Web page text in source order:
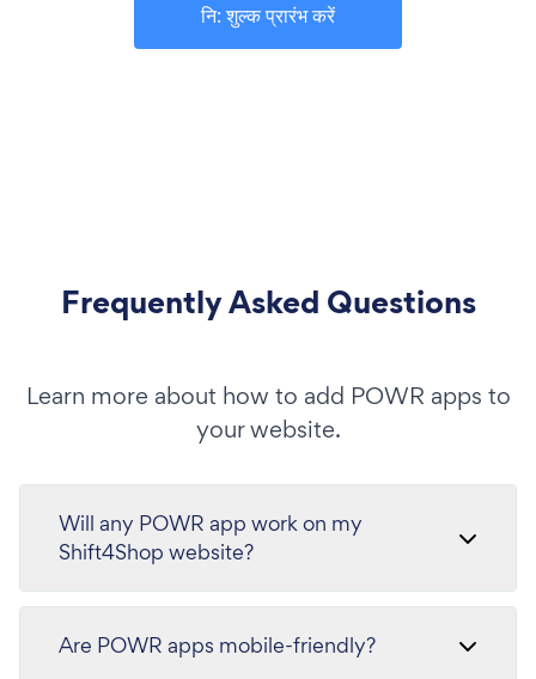
नि: शुल्क प्रारंभ करें
Frequently Asked Questions
Learn more about how to add POWR apps to
your website.
Will any POWR app work on my
Shift4Shop website?
Are POWR apps mobile-friendly?